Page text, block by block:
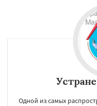
Одной из самых